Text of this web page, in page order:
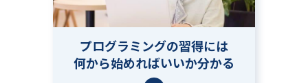
プログラミングの習得には
何から始めればいいか分かる